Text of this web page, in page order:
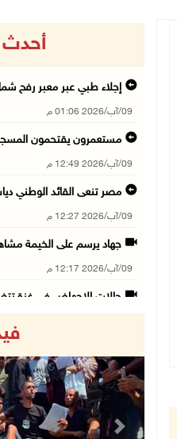
أحدث
إجلاء طبي عبر معبر رفح شمل 78
09/آب/2026 01:06 م
مستعمرون يقتحمون
09/آب/2026 12:49 م
مصر تنعى القائد الوطني
09/آب/2026 12:27 م
جهاد يرسم على الخيمة
09/آب/2026 12:17 م
حالات الإجهاض في غزة
09/آب/2026 12:10 م
سلطة النقد و"اوريدو"
09/آب/2026 12:00 م
Next